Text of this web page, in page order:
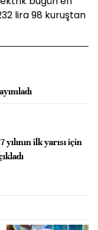
lira 98 kuruştan
ilk yarısı için